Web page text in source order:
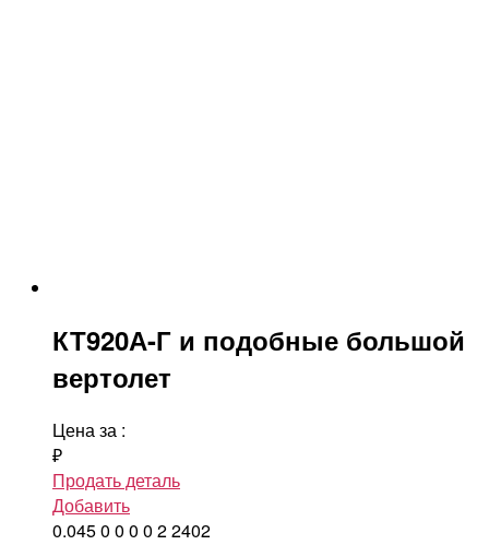
КТ920А-Г и подобные большой
вертолет
Цена за :
₽
Продать деталь
Добавить
0.0450 0 0 0 22402